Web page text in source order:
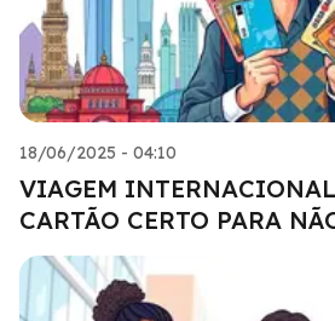
18/06/2025 - 04:10
VIAGEM
CARTÃO CERTO PARA